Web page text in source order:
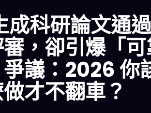
成科研論文通
，卻引爆「
議：2026 你
才不翻車？